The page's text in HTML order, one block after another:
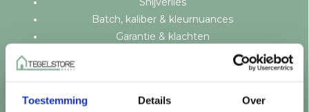
Toestemming Details Over
Batch, kaliber & kleurnuances
Garantie & klachten
Over TegelStore.nl